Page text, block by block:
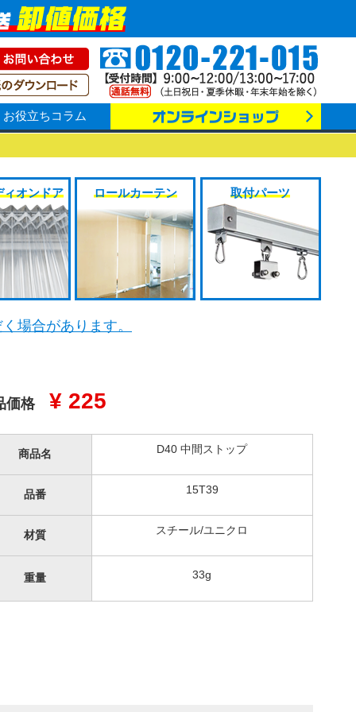
お役立ちコラム
ィオンドア ロールカーテン 取付パーツ
場合があります。
価格 ¥ 225
商品名 D40 中間ストップ
品番 15T39
材質 スチール/ユニクロ
重量 33g